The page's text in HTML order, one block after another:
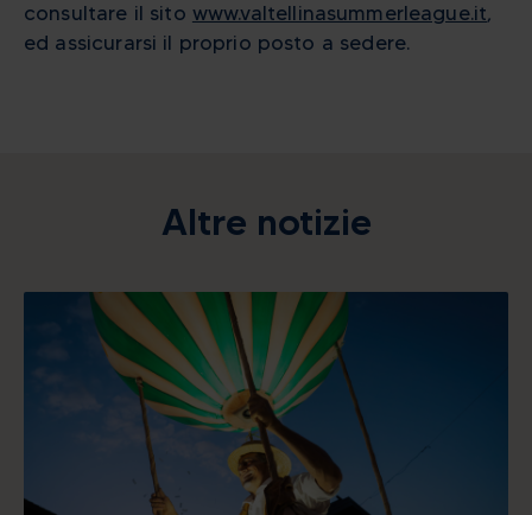
consultare il sito www.valtellinasummerleague.it,
ed assicurarsi il proprio posto a sedere.
Altre notizie